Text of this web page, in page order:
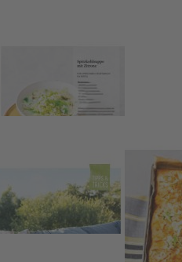
GmbH & Co. KG